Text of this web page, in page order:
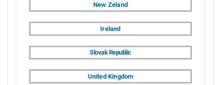
New Zeland
Ireland
Slovak Republic
United Kingdom